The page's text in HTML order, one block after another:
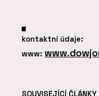
kontaktní údaje:
www:
SOUVISEJÍCÍ ČLÁNKY